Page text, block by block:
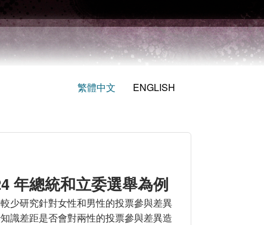
繁體中文 ENGLISH
年總統和立委選舉為例
少研究針對女性和男性的投票參與差異
識差距是否會對兩性的投票參與差異造